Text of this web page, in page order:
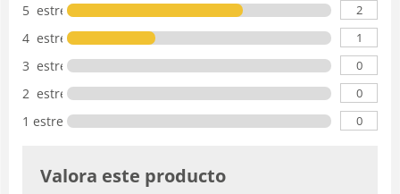
5 estrellas 2
4 estrellas 1
3 estrellas 0
2 estrellas 0
1 estrella 0
Valora este producto